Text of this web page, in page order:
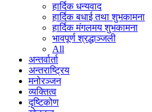
हार्दिक धन्यवाद
हार्दिक बधाई तथा शुभकामना
हार्दिक मंगलमय शुभकामना
भावपूर्ण श्रद्धाञ्जली
All
अन्तर्वार्ता
अन्तराष्ट्रिय
मनोरञ्जन
व्यक्तित्व
दृष्टिकोण